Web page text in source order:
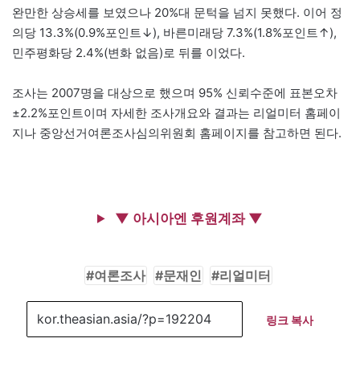
완만한 상승세를 보였으나 20%대 문턱을 넘지 못했다. 이어 정
의당 13.3%(0.9%포인트↓), 바른미래당 7.3%(1.8%포인트↑),
민주평화당 2.4%(변화 없음)로 뒤를 이었다.
조사는 2007명을 대상으로 했으며 95% 신뢰수준에 표본오차
±2.2%포인트이며 자세한 조사개요와 결과는 리얼미터 홈페이
지나 중앙선거여론조사심의위원회 홈페이지를 참고하면 된다.
▼ 아시아엔 후원계좌 ▼
여론조사 문재인 리얼미터
링크 복사